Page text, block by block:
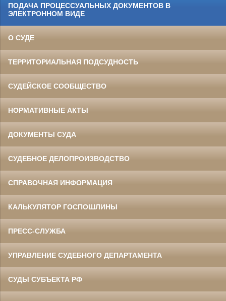
ПОДАЧА ПРОЦЕССУАЛЬНЫХ ДОКУМЕНТОВ В
ЭЛЕКТРОННОМ ВИДЕ
О СУДЕ
ТЕРРИТОРИАЛЬНАЯ ПОДСУДНОСТЬ
СУДЕЙСКОЕ СООБЩЕСТВО
НОРМАТИВНЫЕ АКТЫ
ДОКУМЕНТЫ СУДА
СУДЕБНОЕ ДЕЛОПРОИЗВОДСТВО
СПРАВОЧНАЯ ИНФОРМАЦИЯ
КАЛЬКУЛЯТОР ГОСПОШЛИНЫ
ПРЕСС-СЛУЖБА
УПРАВЛЕНИЕ СУДЕБНОГО ДЕПАРТАМЕНТА
СУДЫ СУБЪЕКТА РФ